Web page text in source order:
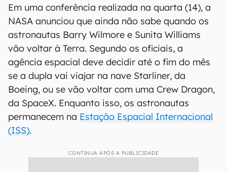
Em uma conferência realizada na quarta (14), a
NASA anunciou que ainda não sabe quando os
astronautas Barry Wilmore e Sunita Williams
vão voltar à Terra. Segundo os oficiais, a
agência espacial deve decidir até o fim do mês
se a dupla vai viajar na nave Starliner, da
Boeing, ou se vão voltar com uma Crew Dragon,
da SpaceX. Enquanto isso, os astronautas
permanecem na Estação Espacial Internacional
(ISS).
CONTINUA APÓS A PUBLICIDADE